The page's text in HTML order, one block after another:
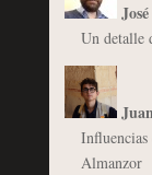
Un detalle
Almanzor